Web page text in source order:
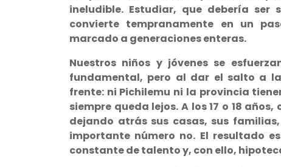
ineludible. Estudiar, que debería ser
convierte tempranamente en un
marcado a generaciones enteras.
Nuestros niños y jóvenes se
fundamental, pero al dar el salto a
frente: ni Pichilemu ni la provincia
siempre queda lejos. A los 17 o 18
dejando atrás sus casas, sus
importante número no. El resultado
constante de talento y, con ello,